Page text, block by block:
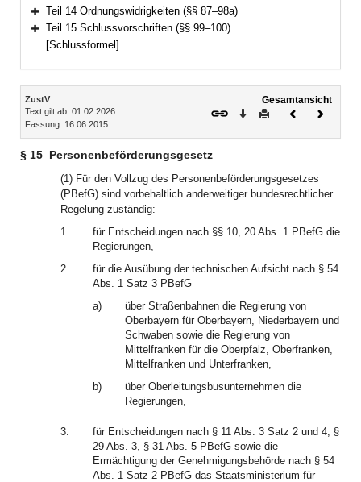
Bereich erweitern
Bereich erweitern
Teil 14 Ordnungswidrigkeiten (§§ 87–98a)
Bereich erweitern
Teil 15 Schlussvorschriften (§§ 99–100)
[Schlussformel]
Inhalt
ZustV
Text gilt ab: 01.02.2026
Fassung: 16.06.2015
Gesamtansicht
Download
DruckenVorheriges
§ 15 Personenbeförderungsgesetz
(1) Für den Vollzug des Personenbeförderungsgesetzes
(PBefG) sind vorbehaltlich anderweitiger bundesrechtlicher
Regelung zuständig:
1.
für Entscheidungen nach §§ 10, 20 Abs. 1 PBefG die
Regierungen,
2.
für die Ausübung der technischen Aufsicht nach § 54
Abs. 1 Satz 3 PBefG
a)
über Straßenbahnen die Regierung von
Oberbayern für Oberbayern, Niederbayern und
Schwaben sowie die Regierung von
Mittelfranken für die Oberpfalz, Oberfranken,
Mittelfranken und Unterfranken,
b)
über Oberleitungsbusunternehmen die
Regierungen,
3.
für Entscheidungen nach § 11 Abs. 3 Satz 2 und 4, §
29 Abs. 3, § 31 Abs. 5 PBefG sowie die
Ermächtigung der Genehmigungsbehörde nach § 54
Abs. 1 Satz 2 PBefG das Staatsministerium für